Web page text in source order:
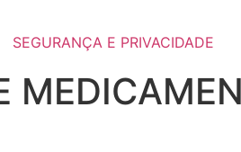
SEGURANÇA E PRIVACIDADE